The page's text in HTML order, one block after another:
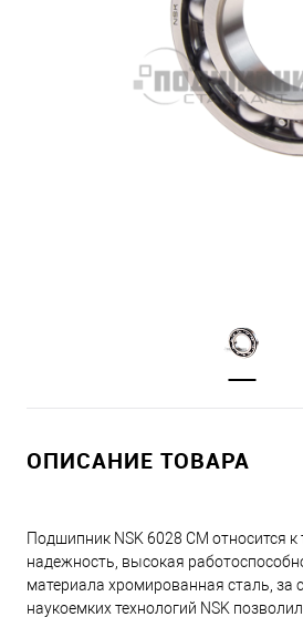
ОПИСАНИЕ ТОВАРА
Подшипник NSK 6028 CM относится
надежность, высокая
материала хромированная сталь, за
наукоемких технологий NSK